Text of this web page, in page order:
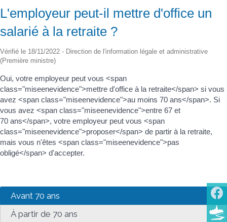
L'employeur peut-il mettre d'office un
salarié à la retraite ?
Vérifié le 18/11/2022 - Direction de l'information légale et administrative
(Première ministre)
Oui, votre employeur peut vous <span
class="miseenevidence">mettre d'office à la retraite</span> si vous
avez <span class="miseenevidence">au moins 70 ans</span>. Si
vous avez <span class="miseenevidence">entre 67 et
70 ans</span>, votre employeur peut vous <span
class="miseenevidence">proposer</span> de partir à la retraite,
mais vous n'êtes <span class="miseenevidence">pas
obligé</span> d'accepter.
Avant 70 ans
À partir de 70 ans